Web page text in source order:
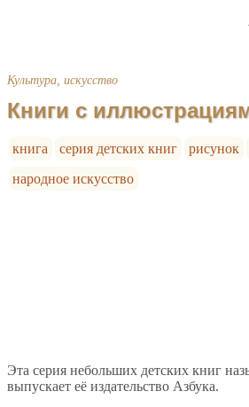
Культура, искусство
Книги с
книга серия детских книг рисунок
народное искусство
Эта серия небольших детских книг
выпускает её издательство Азбука.